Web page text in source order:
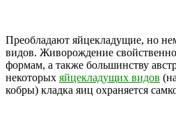
Преобладают яйцекладущие, но
видов. Живорождение
формам, а также большинству
некоторых яйцекладущих видов
кобры) кладка яиц охраняется